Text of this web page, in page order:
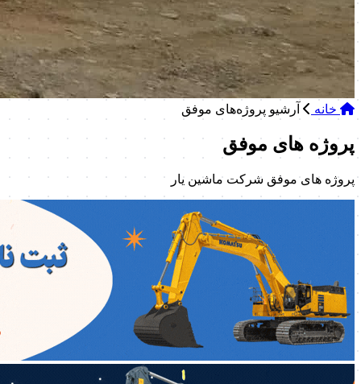
خانه آرشیو پروژه‌های موفق
پروژه های موفق
پروژه های موفق شرکت ماشین یار